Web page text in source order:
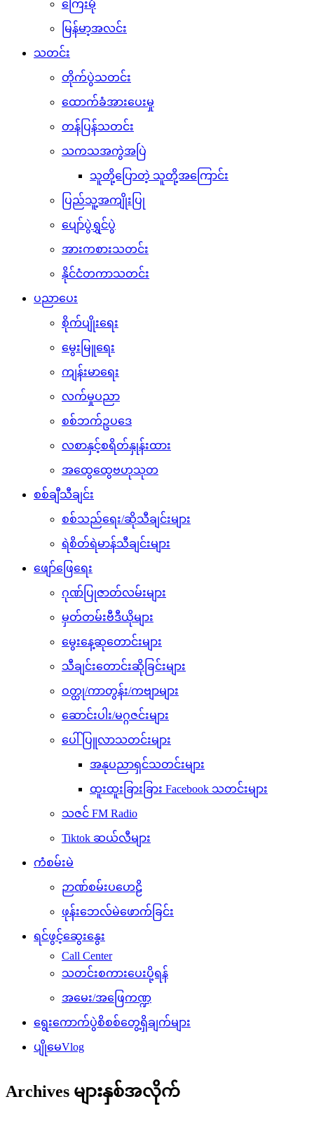
ကြေးမုံ
မြန်မာ့အလင်း
သတင်း
တိုက်ပွဲသတင်း
ထောက်ခံအားပေးမှု
တန်ပြန်သတင်း
သကသအကွဲအပြဲ
သူတို့ပြောတဲ့ သူတို့အကြောင်း
ပြည်သူ့အကျိုးပြု
ပျော်ပွဲရွှင်ပွဲ
အားကစားသတင်း
နိုင်ငံတကာသတင်း
ပညာပေး
စိုက်ပျိုးရေး
မွေးမြူရေး
ကျန်းမာရေး
လက်မှုပညာ
စစ်ဘက်ဥပဒေ
လစာနှင့်စရိတ်နှုန်းထား
အထွေထွေဗဟုသုတ
စစ်ချီသီချင်း
စစ်သည်ရေး/ဆိုသီချင်းများ
ရဲစိတ်ရဲမာန်သီချင်းများ
ဖျော်ဖြေရေး
ဂုဏ်ပြုဇာတ်လမ်းများ
မှတ်တမ်းဗီဒီယိုများ
မွေးနေ့ဆုတောင်းများ
သီချင်းတောင်းဆိုခြင်းများ
ဝတ္ထု/ကာတွန်း/ကဗျာများ
ဆောင်းပါး/မဂ္ဂဇင်းများ
ပေါ်ပြူလာသတင်းများ
အနုပညာရှင်သတင်းများ
ထူးထူးခြားခြား Facebook သတင်းများ
သဇင် FM Radio
Tiktok ဆယ်လီများ
ကံစမ်းမဲ
ဉာဏ်စမ်းပဟေဠိ
ဖုန်းဘေလ်မဲဖောက်ခြင်း
ရင်ဖွင့်ဆွေးနွေး
Call Center
သတင်းစကားပေးပို့ရန်
အမေး/အဖြေကဏ္ဍ
ရွေးကောက်ပွဲစိစစ်တွေ့ရှိချက်များ
ပျိုမေVlog
Archives များနှစ်အလိုက်